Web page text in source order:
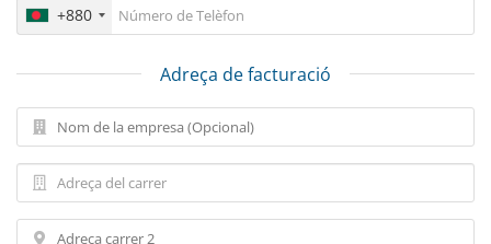
+880
Adreça de facturació